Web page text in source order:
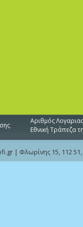
Αριθμός
Εθνική Τράπεζα
| Φλωρίνης 15, 112 51,